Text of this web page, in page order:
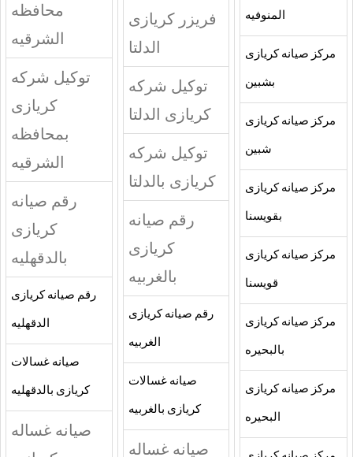
المنوفيه
مركز صيانه كريازى
بشبين
مركز صيانه كريازى
شبين
مركز صيانه كريازى
بقويسنا
مركز صيانه كريازى
قويسنا
مركز صيانه كريازى
بالبحيره
مركز صيانه كريازى
البحيره
فريزر كريازى
الدلتا
توكيل شركه
كريازى الدلتا
توكيل شركه
كريازى بالدلتا
رقم صيانه
كريازى
بالغربيه
رقم صيانه كريازى
الغربيه
صيانه غسالات
كريازى بالغربيه
صيانه غساله
محافظه
الشرقيه
توكيل شركه
كريازى
بمحافظه
الشرقيه
رقم صيانه
كريازى
بالدقهليه
رقم صيانه كريازى
الدقهليه
صيانه غسالات
كريازى بالدقهليه
صيانه غساله